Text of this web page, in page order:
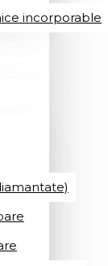
incorporable